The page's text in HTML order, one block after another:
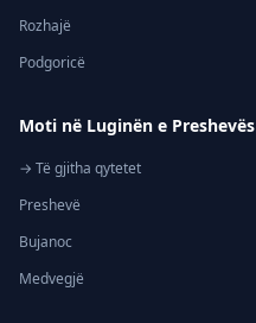
Rozhajë
Podgoricë
Moti në Luginën e Preshevës
→ Të gjitha qytetet
Preshevë
Bujanoc
Medvegjë